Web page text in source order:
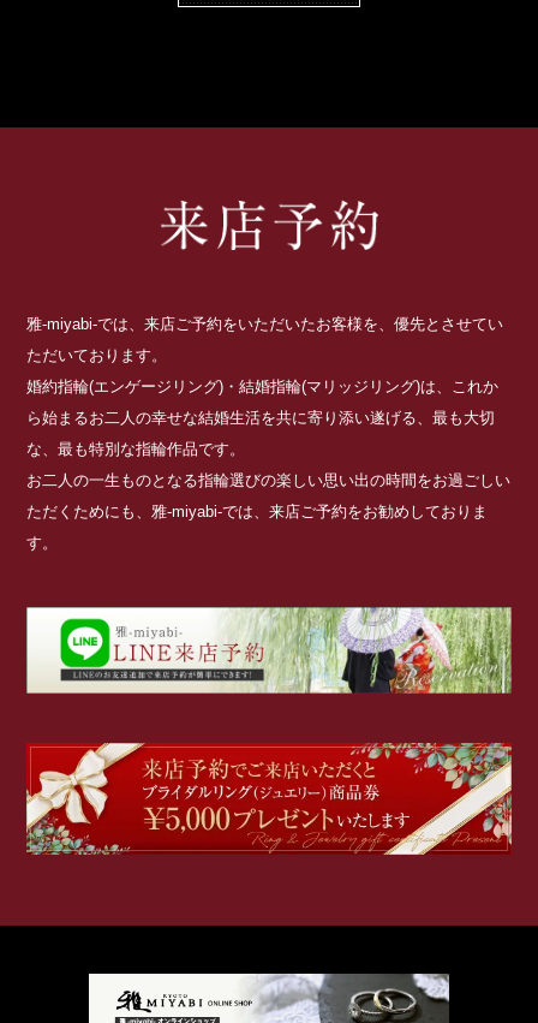
雅-miyabi-では、来店ご予約をいただいたお客様を、優先とさせてい
ただいております。
婚約指輪(エンゲージリング)・結婚指輪(マリッジリング)は、これか
ら始まるお二人の幸せな結婚生活を共に寄り添い遂げる、最も大切
な、最も特別な指輪作品です。
お二人の一生ものとなる指輪選びの楽しい思い出の時間をお過ごしい
ただくためにも、雅-miyabi-では、来店ご予約をお勧めしておりま
す。